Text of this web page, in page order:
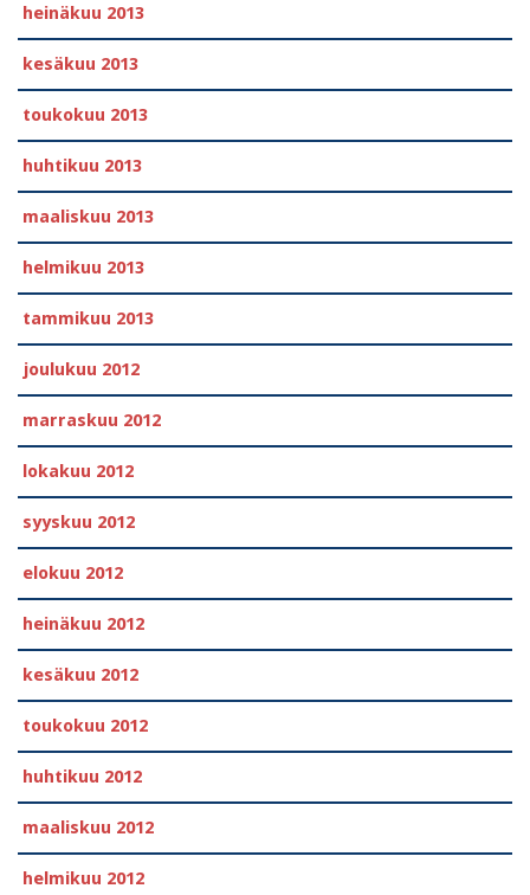
heinäkuu 2013
kesäkuu 2013
toukokuu 2013
huhtikuu 2013
maaliskuu 2013
helmikuu 2013
tammikuu 2013
joulukuu 2012
marraskuu 2012
lokakuu 2012
syyskuu 2012
elokuu 2012
heinäkuu 2012
kesäkuu 2012
toukokuu 2012
huhtikuu 2012
maaliskuu 2012
helmikuu 2012